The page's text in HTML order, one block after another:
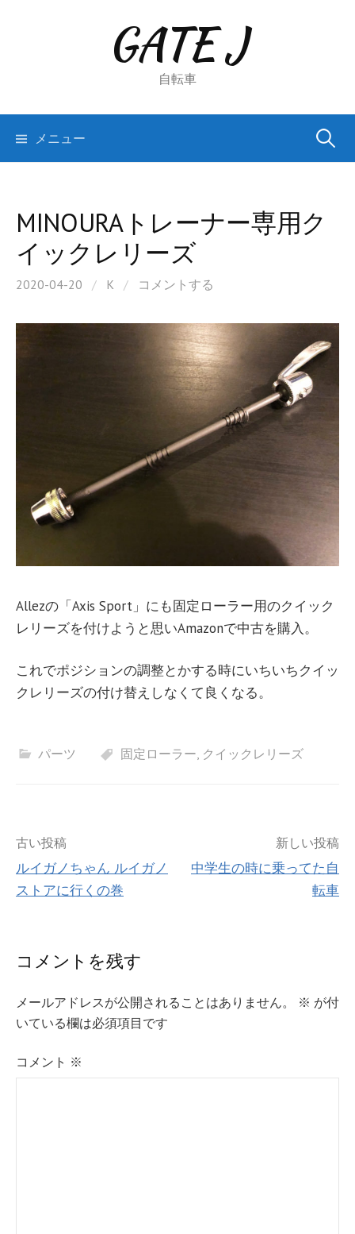
キ
GATE J
自転車
メニュー 検
MINOURAトレーナー専用ク
イックレリーズ
2020-04-20 / K / コメントする
Allezの「Axis Sport」にも固定ローラー用のクイック
レリーズを付けようと思いAmazonで中古を購入。
これでポジションの調整とかする時にいちいちクイッ
クレリーズの付け替えしなくて良くなる。
パーツ 固定ローラー クイックレリーズ
投
稿
ビ
ゲ
ー
シ
古い投稿
ルイガノちゃん ルイガノ
ストアに行くの巻
新しい投稿
中学生の時に乗ってた自
転車
コメントを残す
メールアドレスが公開されることはありません。 ※ が付
いている欄は必須項目です
コメント ※